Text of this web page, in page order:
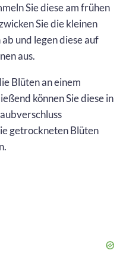
Sie diese am frühen
Sie die kleinen
und legen diese auf
aus.
Blüten an einem
können Sie diese in
getrockneten Blüten